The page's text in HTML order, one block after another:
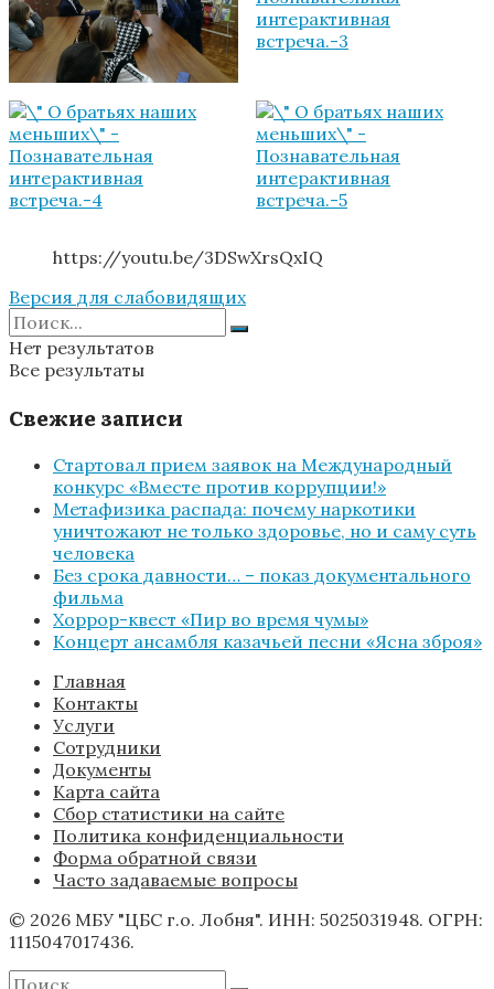
https://youtu.be/3DSwXrsQxIQ
Версия для слабовидящих
Нет результатов
Все результаты
Свежие записи
Стартовал прием заявок на Международный
конкурс «Вместе против коррупции!»
Метафизика распада: почему наркотики
уничтожают не только здоровье, но и саму суть
человека
Без срока давности… – показ документального
фильма
Хоррор-квест «Пир во время чумы»
Концерт ансамбля казачьей песни «Ясна зброя»
Главная
Контакты
Услуги
Сотрудники
Документы
Карта сайта
Сбор статистики на сайте
Политика конфиденциальности
Форма обратной связи
Часто задаваемые вопросы
© 2026 МБУ "ЦБС г.о. Лобня". ИНН: 5025031948. ОГРН:
1115047017436.